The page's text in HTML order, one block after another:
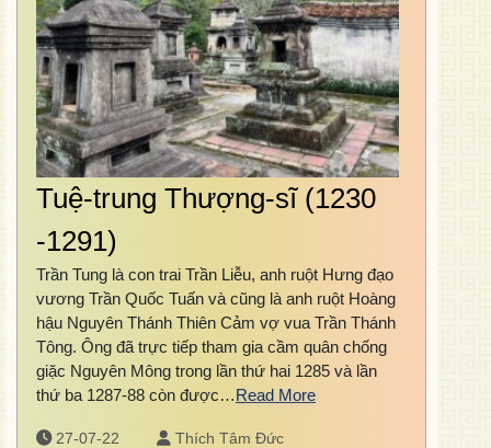
Tuệ-trung Thượng-sĩ (1230
-1291)
Trần Tung là con trai Trần Liễu, anh ruột Hưng đạo
vương Trần Quốc Tuấn và cũng là anh ruột Hoàng
hậu Nguyên Thánh Thiên Cảm vợ vua Trần Thánh
Tông. Ông đã trực tiếp tham gia cầm quân chống
giặc Nguyên Mông trong lần thứ hai 1285 và lần
thứ ba 1287-88 còn được…Read More
27-07-22 Thích Tâm Đức